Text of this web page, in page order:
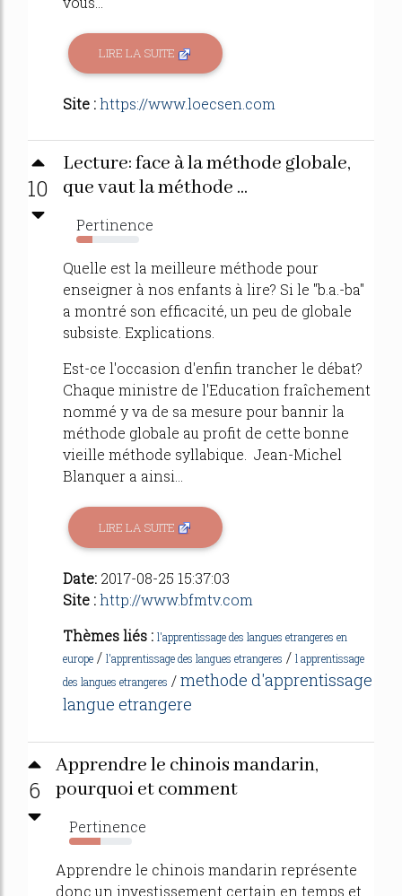
LIRE LA SUITE
Site :https://www.loecsen.com
10
Lecture: face à la méthode globale,
que vaut la méthode ...
Pertinence
26%
Quelle est la meilleure méthode pour
enseigner à nos enfants à lire? Si le "b.a.-ba"
a montré son efficacité, un peu de globale
subsiste. Explications.
Est-ce l'occasion d'enfin trancher le débat?
Chaque ministre de l'Education fraîchement
nommé y va de sa mesure pour bannir la
méthode globale au profit de cette bonne
vieille méthode syllabique. Jean-Michel
Blanquer a ainsi...
LIRE LA SUITE
Date: 2017-08-25 15:37:03
Site :http://www.bfmtv.com
Thèmes liés : l'apprentissage des langues etrangeres en
europe / l'apprentissage des langues etrangeres / l apprentissage
des langues etrangeres /methode d'apprentissage
langue etrangere
6
Apprendre le chinois mandarin,
pourquoi et comment
Pertinence
50%
Apprendre le chinois mandarin représente
donc un investissement certain en temps et